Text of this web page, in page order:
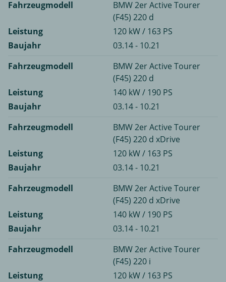
Fahrzeugmodell
BMW 2er Active Tourer
(F45) 220 d
Leistung
120 kW / 163 PS
Baujahr
03.14 - 10.21
Fahrzeugmodell
BMW 2er Active Tourer
(F45) 220 d
Leistung
140 kW / 190 PS
Baujahr
03.14 - 10.21
Fahrzeugmodell
BMW 2er Active Tourer
(F45) 220 d xDrive
Leistung
120 kW / 163 PS
Baujahr
03.14 - 10.21
Fahrzeugmodell
BMW 2er Active Tourer
(F45) 220 d xDrive
Leistung
140 kW / 190 PS
Baujahr
03.14 - 10.21
Fahrzeugmodell
BMW 2er Active Tourer
(F45) 220 i
Leistung
120 kW / 163 PS